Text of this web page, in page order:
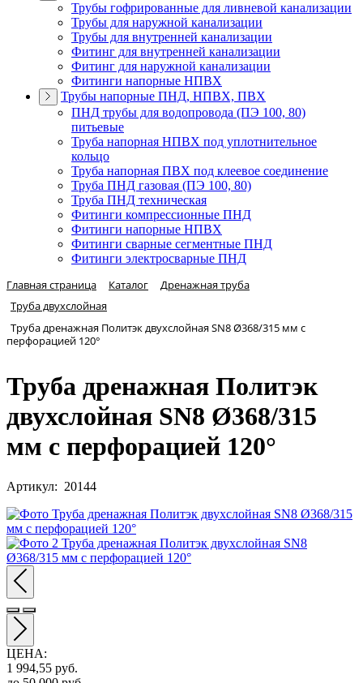
Трубы гофрированные для ливневой канализации
Трубы для наружной канализации
Трубы для внутренней канализации
Фитинг для внутренней канализации
Фитинг для наружной канализации
Фитинги напорные НПВХ
Трубы напорные ПНД, НПВХ, ПВХ
ПНД трубы для водопровода (ПЭ 100, 80)
питьевые
Труба напорная НПВХ под уплотнительное
кольцо
Труба напорная ПВХ под клеевое соединение
Труба ПНД газовая (ПЭ 100, 80)
Труба ПНД техническая
Фитинги компрессионные ПНД
Фитинги напорные НПВХ
Фитинги сварные сегментные ПНД
Фитинги электросварные ПНД
Главная страница Каталог
Дренажная труба
Труба двухслойная
Труба дренажная Политэк двухслойная SN8 Ø368/315 мм с
перфорацией 120°
Труба дренажная Политэк
двухслойная SN8 Ø368/315
мм с перфорацией 120°
Артикул: 20144
ЦЕНА:
1 994,55 руб.